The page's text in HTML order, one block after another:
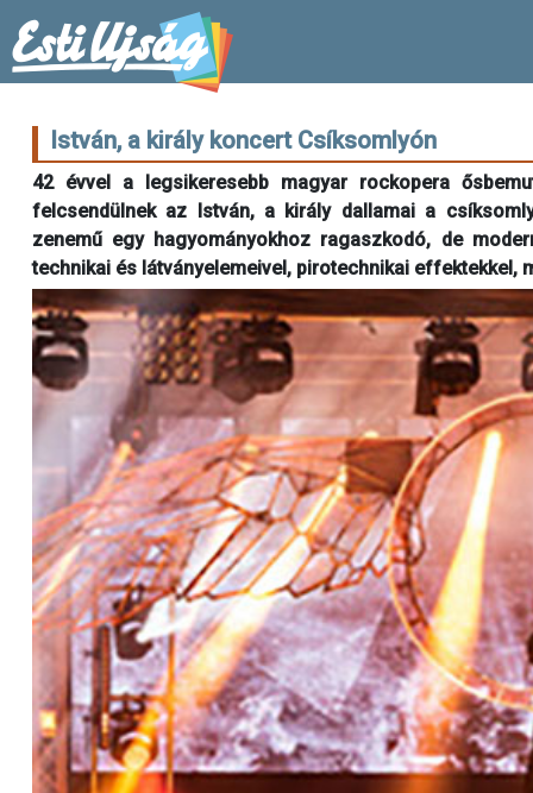
István, a király koncert Csíksomlyón
42 évvel a legsikeresebb magyar rockopera
felcsendülnek az István, a király dallamai a
zenemű egy hagyományokhoz ragaszkodó, de
technikai és látványelemeivel, pirotechnikai effektekkel,